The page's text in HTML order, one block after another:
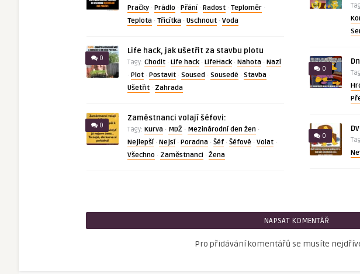
Pračky · Prádlo · Přání· Radost · Teploměr ·
Teplota · Třicítka · Uschnout · Voda
0
Life hack, jak ušetřit za stavbu plotu
Tagy: Chodit · Life hack· LifeHack· Nahota · Nazí
· Plot · Postavit · Soused · Sousedé · Stavba ·
Ušetřit · Zahrada
0
Zaměstnanci volají šéfovi:
Tagy: Kurva · MDŽ · Mezinárodní den žen ·
Nejlepší· Nejsí· Poradna · Šéf · Šéfové · Volat ·
Všechno · Zaměstnanci · Žena
0
0
NAPSAT KOMENTÁŘ
Pro přidávání komentářů se musíte